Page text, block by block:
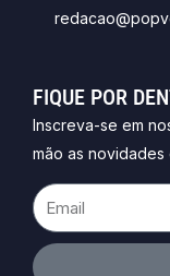
FIQUE POR
Inscreva-se em
mão as novidades
Email